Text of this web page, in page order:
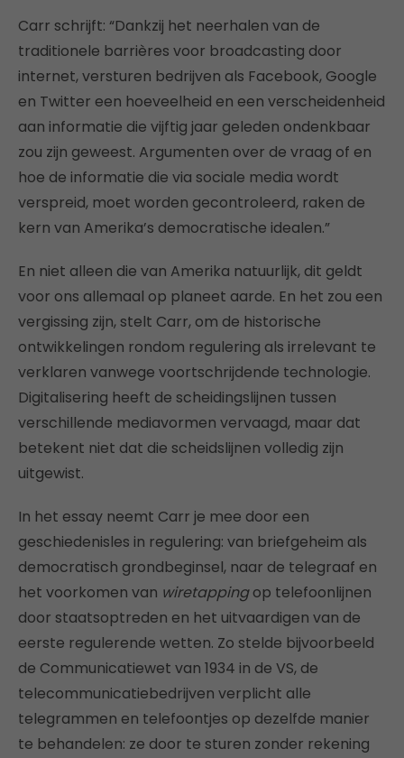
Carr schrijft: “Dankzij het neerhalen van de
traditionele barrières voor broadcasting door
internet, versturen bedrijven als Facebook, Google
en Twitter een hoeveelheid en een verscheidenheid
aan informatie die vijftig jaar geleden ondenkbaar
zou zijn geweest. Argumenten over de vraag of en
hoe de informatie die via sociale media wordt
verspreid, moet worden gecontroleerd, raken de
kern van Amerika’s democratische idealen.”
En niet alleen die van Amerika natuurlijk, dit geldt
voor ons allemaal op planeet aarde. En het zou een
vergissing zijn, stelt Carr, om de historische
ontwikkelingen rondom regulering als irrelevant te
verklaren vanwege voortschrijdende technologie.
Digitalisering heeft de scheidingslijnen tussen
verschillende mediavormen vervaagd, maar dat
betekent niet dat die scheidslijnen volledig zijn
uitgewist.
In het essay neemt Carr je mee door een
geschiedenisles in regulering: van briefgeheim als
democratisch grondbeginsel, naar de telegraaf en
het voorkomen van wiretappingop telefoonlijnen
door staatsoptreden en het uitvaardigen van de
eerste regulerende wetten. Zo stelde bijvoorbeeld
de Communicatiewet van 1934 in de VS, de
telecommunicatiebedrijven verplicht alle
telegrammen en telefoontjes op dezelfde manier
te behandelen: ze door te sturen zonder rekening